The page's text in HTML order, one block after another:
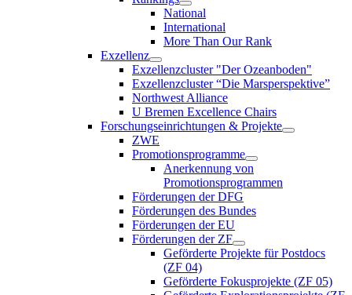
National
International
More Than Our Rank
Exzellenz
Exzellenzcluster "Der Ozeanboden"
Exzellenzcluster “Die Marsperspektive”
Northwest Alliance
U Bremen Excellence Chairs
Forschungseinrichtungen & Projekte
ZWE
Promotionsprogramme
Anerkennung von
Promotionsprogrammen
Förderungen der DFG
Förderungen des Bundes
Förderungen der EU
Förderungen der ZF
Geförderte Projekte für Postdocs
(ZF 04)
Geförderte Fokusprojekte (ZF 05)